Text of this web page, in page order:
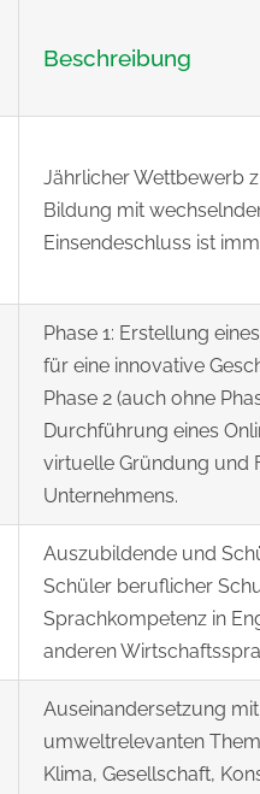
Beschreibung
Jährlicher Wettbewerb
Bildung mit
Einsendeschluss ist
Phase 1: Erstellung
für eine innovative
Phase 2 (auch ohne
Durchführung eines
virtuelle Gründung und
Unternehmens.
Auszubildende und
Schüler beruflicher
Sprachkompetenz in
anderen
Auseinandersetzung
umweltrelevanten
Klima, Gesellschaft,